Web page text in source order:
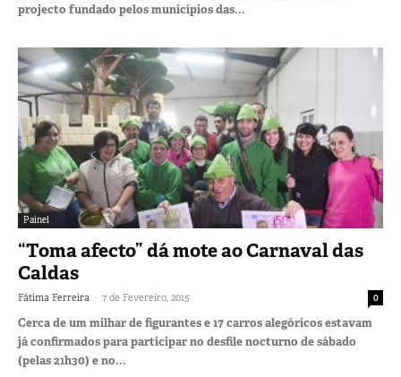
projecto fundado pelos municípios das...
Painel
“Toma afecto” dá mote ao Carnaval das
Caldas
Fátima Ferreira - 7 de Fevereiro, 2015 0
Cerca de um milhar de figurantes e 17 carros alegóricos estavam
já confirmados para participar no desfile nocturno de sábado
(pelas 21h30) e no...